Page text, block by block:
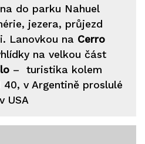
do parku Nahuel
jezera, průjezd
Lanovkou na Cerro
na velkou část
– turistika kolem
v Argentině proslulé
USA